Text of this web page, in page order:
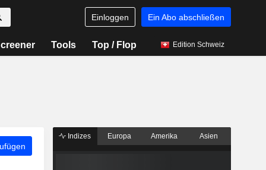
Einloggen Ein Abo abschließen
Tools Top / Flop Edition Schweiz
Indizes Europa Amerika Asien